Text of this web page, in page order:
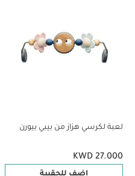
لعبة لكرسي هزاز من بيبي بيورن
KWD 27.000
اضف للحقيبة